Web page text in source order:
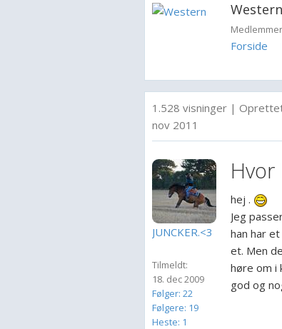
Western
Forside
1.528 visninger |
nov 2011
JUNCKER.<3
Tilmeldt:
18. dec 2009
Følger: 22
Følgere: 19
Heste: 1
Hvor
hej .
Jeg
han har
et. Men
høre om i
god og